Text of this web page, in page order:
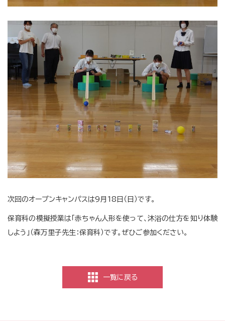
次回のオープンキャンパスは9月18日（日）です。
保育科の模擬授業は「赤ちゃん人形を使って、沐浴の仕方を知り体験
しよう」（森万里子先生：保育科）です。ぜひご参加ください。
一覧に戻る